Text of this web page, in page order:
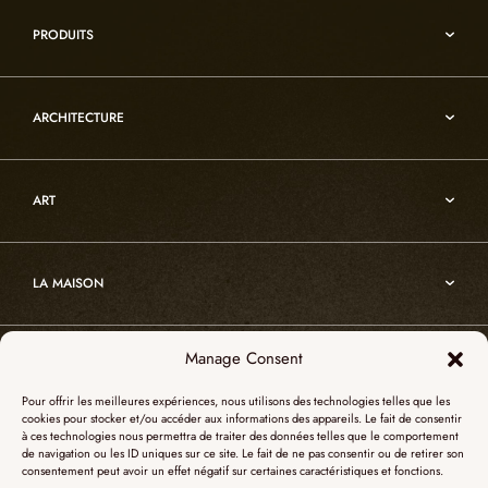
Manage Consent
Pour offrir les meilleures expériences, nous utilisons des technologies telles que les
cookies pour stocker et/ou accéder aux informations des appareils. Le fait de consentir
à ces technologies nous permettra de traiter des données telles que le comportement
de navigation ou les ID uniques sur ce site. Le fait de ne pas consentir ou de retirer son
consentement peut avoir un effet négatif sur certaines caractéristiques et fonctions.
Reflexion
Vesuve
Incandescence
Atelier
Cristal de roche
Edition
PRODUITS
Luminaires en cristal de roche
Mobiliers d’art usuel
Décoration
ARCHITECTURE
Sur-mesure
Nos références
ART
LA MAISON
L’atelier
Catalogues
Revue de presse
55, Quai des Grands Augustins
75006 Paris
SHOWROOM NEW YORK